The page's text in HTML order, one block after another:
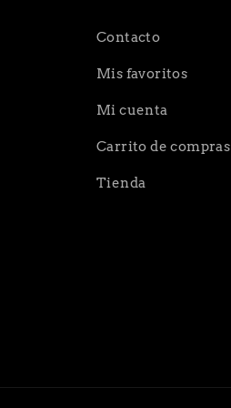
Contacto
Mis favoritos
Mi cuenta
Carrito de compras
Tienda